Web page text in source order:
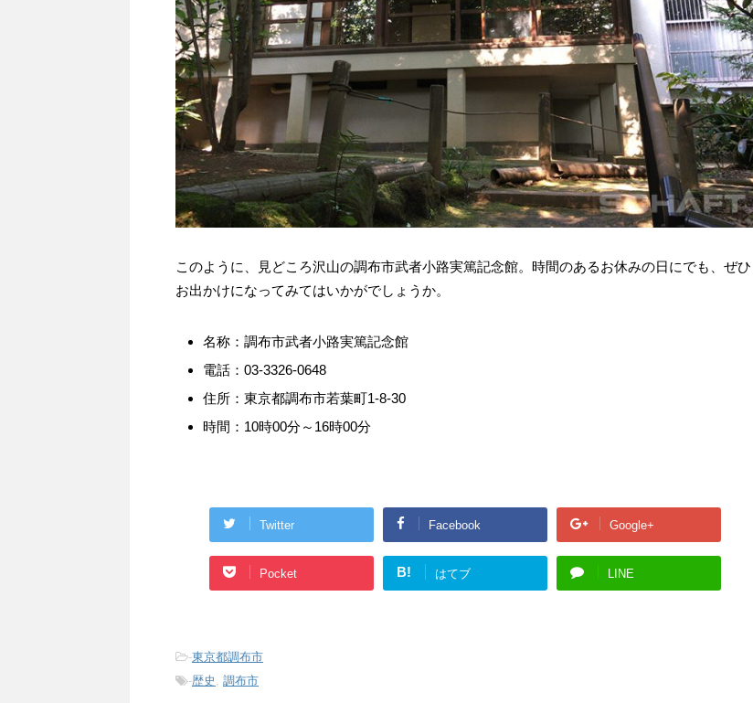
このように、見どころ沢山の調布市武者小路実篤記念館。時間のあるお休みの日にでも、ぜひ
お出かけになってみてはいかがでしょうか。
名称：調布市武者小路実篤記念館
電話：03-3326-0648
住所：東京都調布市若葉町1-8-30
時間：10時00分～16時00分
Twitter Facebook Google+
Pocket B! はてブ LINE
-東京都調布市
-歴史 , 調布市